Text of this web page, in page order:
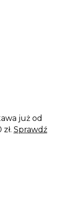
już od
zł. Sprawdź